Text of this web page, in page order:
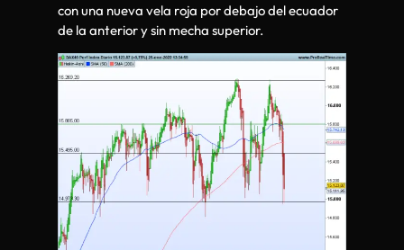
con una nueva vela roja por debajo del ecuador
de la anterior y sin mecha superior.